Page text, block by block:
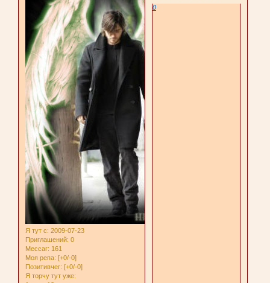
Я тут с: 2009-07-23
Приглашений: 0
Мессаг: 161
Моя репа: [+0/-0]
Позитивчег: [+0/-0]
Я торчу тут уже:
0